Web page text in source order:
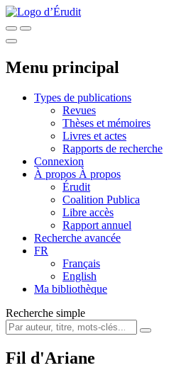
Menu principal
Types de publications
Revues
Thèses et mémoires
Livres et actes
Rapports de recherche
Connexion
À propos À propos
Érudit
Coalition Publica
Libre accès
Rapport annuel
Recherche avancée
FR
Français
English
Ma bibliothèque
Recherche simple
Fil d'Ariane